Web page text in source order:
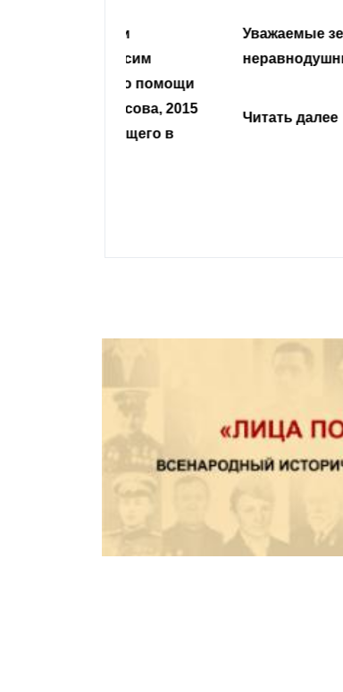
Уважаемые земляки и все
неравнодушные граждане.
Читать далее